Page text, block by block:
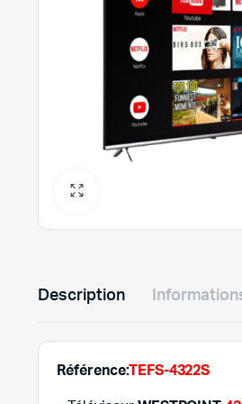
Description
Référence:TEFS-4322S